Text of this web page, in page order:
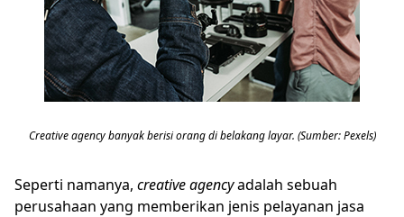
Creative agency banyak berisi orang di belakang layar. (Sumber: Pexels)
Seperti namanya, creativeagencyadalah sebuah
perusahaan yang memberikan jenis pelayanan jasa